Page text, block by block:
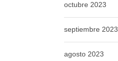
octubre 2023
septiembre 2023
agosto 2023